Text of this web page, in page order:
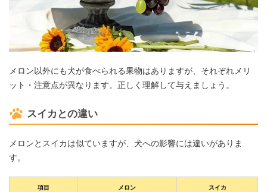
メロン以外にも犬が食べられる果物はありますが、それぞれメリ
ット・注意点が異なります。正しく理解して与えましょう。
スイカとの違い
メロンとスイカは似ていますが、犬への影響には違いがありま
す。
項目 メロン スイカ